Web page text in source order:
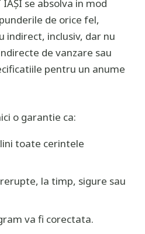
se absolva in mod
de orice fel,
indirect, inclusiv, dar nu
de vanzare sau
pentru un anume
o garantie ca:
toate cerintele
la timp, sigure sau
va fi corectata.